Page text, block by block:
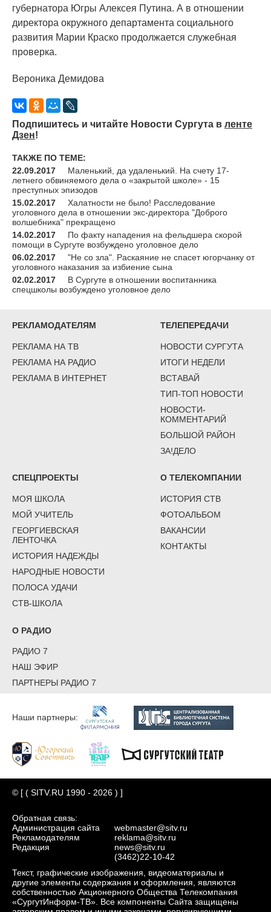
губернатора Югры Алексея Путина. А в отношении
директора окружного департамента социального
развития Марии Краско продолжается служебная
проверка.
Вероника Демидова
Подпишитесь и читайте Новости Сургута в ленте
Дзен!
ТАКЖЕ ПО ТЕМЕ:
22.09.2017
Маленький, да удаленький. На счету 17-
летнего обвиняемого дела о «закрытой школе» - 15
преступных эпизодов
15.02.2017
Халатности не было! Расследование
уголовного дела в отношении экс-директора "Доброго
волшебника" прекращено
14.02.2017
По факту нападения на фельдшера скорой
помощи в Сургуте возбуждено уголовное дело
06.02.2017
"Не со зла". Раскаяние не спасет югорчанку от
уголовного наказания за избиение сына
02.02.2017
В Сургуте в отношении воспитанника
спецшколы возбуждено уголовное дело
РЕКЛАМОДАТЕЛЯМ
РЕКЛАМА НА ТВ
РЕКЛАМА НА РАДИО
РЕКЛАМА В ИНТЕРНЕТ
ТЕЛЕПЕРЕДАЧИ
НОВОСТИ СУРГУТА
ИТОГИ НЕДЕЛИ
ВСТАВАЙ
ТИП-ТОП НОВОСТИ
НОВОСТИ-
КОММЕНТАРИЙ
БОЛЬШОЙ РАЙОН
ЗА!ДЕЛО
СПЕЦПРОЕКТЫ
МОЯ ШКОЛА
МОЙ УЧИТЕЛЬ
ГЕОРГИЕВСКАЯ
ЛЕНТОЧКА
ИСТОРИЯ НАДЕЖДЫ
НАРОДНЫЕ НОВОСТИ
ПОЛОСА УДАЧИ
СТВ-ШКОЛА
О ТЕЛЕКОМПАНИИ
ИСТОРИЯ СТВ
ФОТОАЛЬБОМ
ВАКАНСИИ
КОНТАКТЫ
О РАДИО
РАДИО 7
НАШ ЭФИР
ПАРТНЕРЫ РАДИО 7
Наши партнеры:
© [ ( SITV.RU 1990 - 2026 ) ]
Обратная связь:
Администрация сайта
Рекламодателям
Редакция
webmaster@sitv.ru
reklama@sitv.ru
news@sitv.ru
(3462)22-10-42
Текст, графические изображения, видеоматериалы и
другие элементы содержания и оформления, являются
собственностью Акционерного Общества Телекомпания
«СургутИнформ-ТВ». Все компоненты Сайта защищены